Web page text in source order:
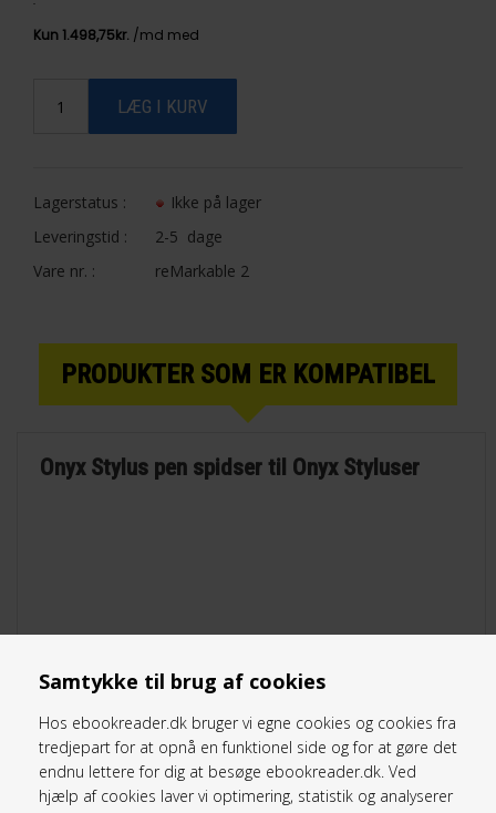
Samtykke til brug af cookies
Hos ebookreader.dk bruger vi egne cookies og cookies fra
tredjepart for at opnå en funktionel side og for at gøre det
endnu lettere for dig at besøge ebookreader.dk. Ved
hjælp af cookies laver vi optimering, statistik og analyserer
Lagerstatus :
Ikke på lager
Leveringstid :
2-5 dage
Vare nr. :
reMarkable 2
PRODUKTER SOM ER KOMPATIBEL
Onyx Stylus pen spidser til Onyx Styluser